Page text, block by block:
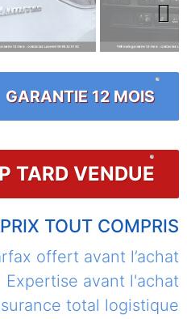
Next
GARANTIE 12 MOIS
TARD VENDUE
PRIX TOUT COMPRIS
offert avant l’achat
Expertise avant l'achat
total logistique